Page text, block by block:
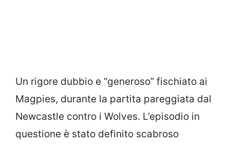
Un rigore dubbio e “generoso” fischiato ai
Magpies, durante la partita pareggiata dal
Newcastle contro i Wolves. L’episodio in
questione è stato definito scabroso